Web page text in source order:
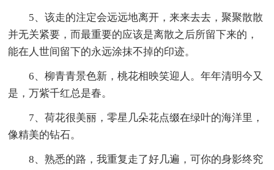
5、该走的注定会远远地离开，来来去去，聚聚散散
并无关紧要，而最重要的应该是离散之后所留下来的，
能在人世间留下的永远涂抹不掉的印迹。
6、柳青青景色新，桃花相映笑迎人。年年清明今又
是，万紫千红总是春。
7、荷花很美丽，零星几朵花点缀在绿叶的海洋里，
像精美的钻石。
8、熟悉的路，我重复走了好几遍，可你的身影终究